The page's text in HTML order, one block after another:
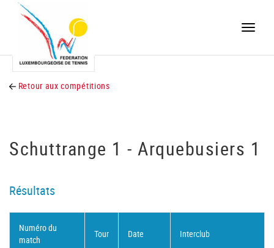
Toggle
Retour aux compétitions
Schuttrange 1 - Arquebusiers 1
Résultats
Numéro du
match
Tour Date Interclub